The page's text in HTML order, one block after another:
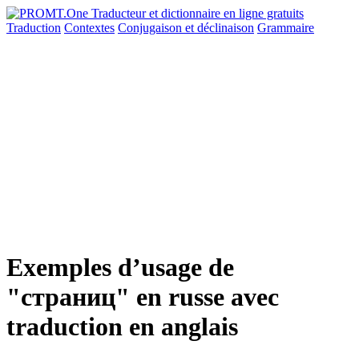
Traduction Contextes Conjugaison et déclinaison Grammaire
Exemples d’usage de
"страниц" en russe avec
traduction en anglais